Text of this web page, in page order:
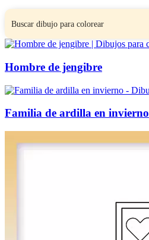
Hombre de jengibre
Familia de ardilla en invierno